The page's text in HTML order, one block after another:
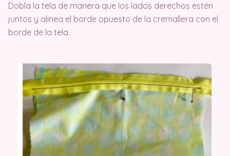
Dobla la tela de manera que los lados derechos estén
juntos y alinea el borde opuesto de la cremallera con el
borde de la tela.